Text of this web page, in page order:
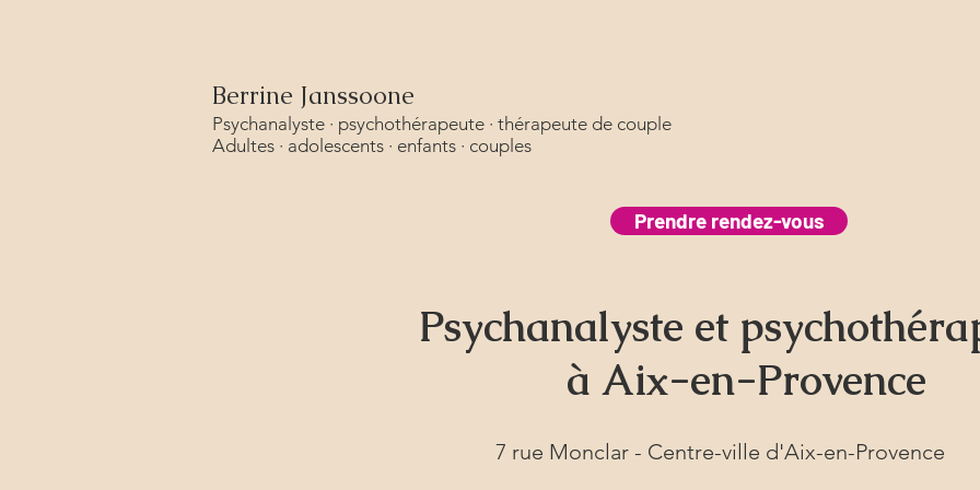
Berrine Janssoone
Psychanalyste · psychothérapeute · thérapeute de couple
Adultes · adolescents · enfants · couples
Prendre rendez-vous
Psychanalyste et
à Aix-en-Provence
7 rue Monclar - Centre-ville d'Aix-en-Provence